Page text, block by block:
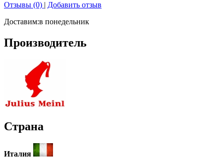
Отзывы (0) | Добавить отзыв
Доставим:в понедельник
Производитель
Страна
Италия